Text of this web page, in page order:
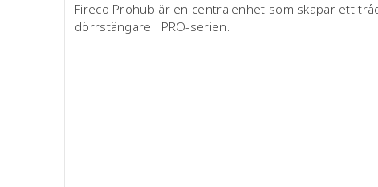
Fireco Prohub är en centralenhet som skapar ett
dörrstängare i PRO-serien.